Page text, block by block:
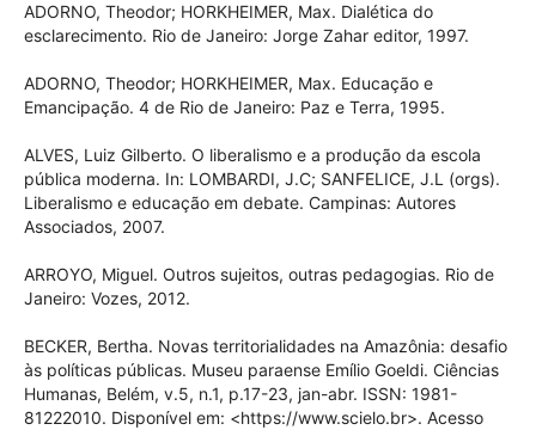
ADORNO, Theodor; HORKHEIMER, Max. Dialética do
esclarecimento. Rio de Janeiro: Jorge Zahar editor, 1997.
ADORNO, Theodor; HORKHEIMER, Max. Educação e
Emancipação. 4 de Rio de Janeiro: Paz e Terra, 1995.
ALVES, Luiz Gilberto. O liberalismo e a produção da escola
pública moderna. In: LOMBARDI, J.C; SANFELICE, J.L (orgs).
Liberalismo e educação em debate. Campinas: Autores
Associados, 2007.
ARROYO, Miguel. Outros sujeitos, outras pedagogias. Rio de
Janeiro: Vozes, 2012.
BECKER, Bertha. Novas territorialidades na Amazônia: desafio
às políticas públicas. Museu paraense Emílio Goeldi. Ciências
Humanas, Belém, v.5, n.1, p.17-23, jan-abr. ISSN: 1981-
81222010. Disponível em: <https://www.scielo.br>. Acesso